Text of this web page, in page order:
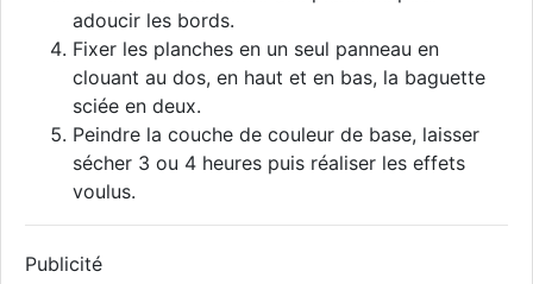
adoucir les bords.
Fixer les planches en un seul panneau en
clouant au dos, en haut et en bas, la baguette
sciée en deux.
Peindre la couche de couleur de base, laisser
sécher 3 ou 4 heures puis réaliser les effets
voulus.
Publicité